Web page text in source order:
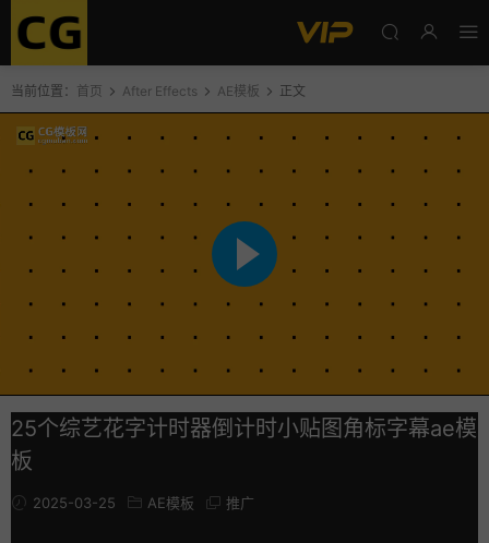
当前位置： 首页 After Effects AE模板 正文
25个综艺花字计时器倒计时小贴图角标字幕ae模
板
2025-03-25 AE模板 推广